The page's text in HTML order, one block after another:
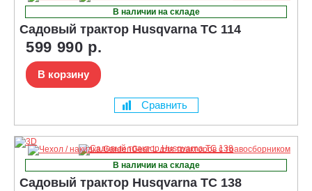
В наличии на складе
Садовый трактор Husqvarna TC 114
599 990 р.
В корзину
Сравнить
В наличии на складе
Садовый трактор Husqvarna TC 138